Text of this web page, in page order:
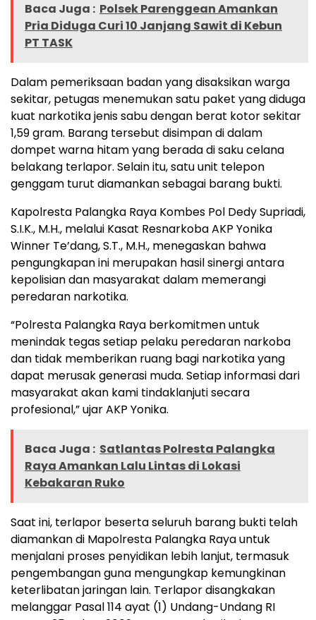
Baca Juga : Polsek Parenggean Amankan
Pria Diduga Curi 10 Janjang Sawit di Kebun
PT TASK
Dalam pemeriksaan badan yang disaksikan warga
sekitar, petugas menemukan satu paket yang diduga
kuat narkotika jenis sabu dengan berat kotor sekitar
1,59 gram. Barang tersebut disimpan di dalam
dompet warna hitam yang berada di saku celana
belakang terlapor. Selain itu, satu unit telepon
genggam turut diamankan sebagai barang bukti.
Kapolresta Palangka Raya Kombes Pol Dedy Supriadi,
S.I.K., M.H., melalui Kasat Resnarkoba AKP Yonika
Winner Te’dang, S.T., M.H., menegaskan bahwa
pengungkapan ini merupakan hasil sinergi antara
kepolisian dan masyarakat dalam memerangi
peredaran narkotika.
“Polresta Palangka Raya berkomitmen untuk
menindak tegas setiap pelaku peredaran narkoba
dan tidak memberikan ruang bagi narkotika yang
dapat merusak generasi muda. Setiap informasi dari
masyarakat akan kami tindaklanjuti secara
profesional,” ujar AKP Yonika.
Baca Juga : Satlantas Polresta Palangka
Raya Amankan Lalu Lintas di Lokasi
Kebakaran Ruko
Saat ini, terlapor beserta seluruh barang bukti telah
diamankan di Mapolresta Palangka Raya untuk
menjalani proses penyidikan lebih lanjut, termasuk
pengembangan guna mengungkap kemungkinan
keterlibatan jaringan lain. Terlapor disangkakan
melanggar Pasal 114 ayat (1) Undang-Undang RI